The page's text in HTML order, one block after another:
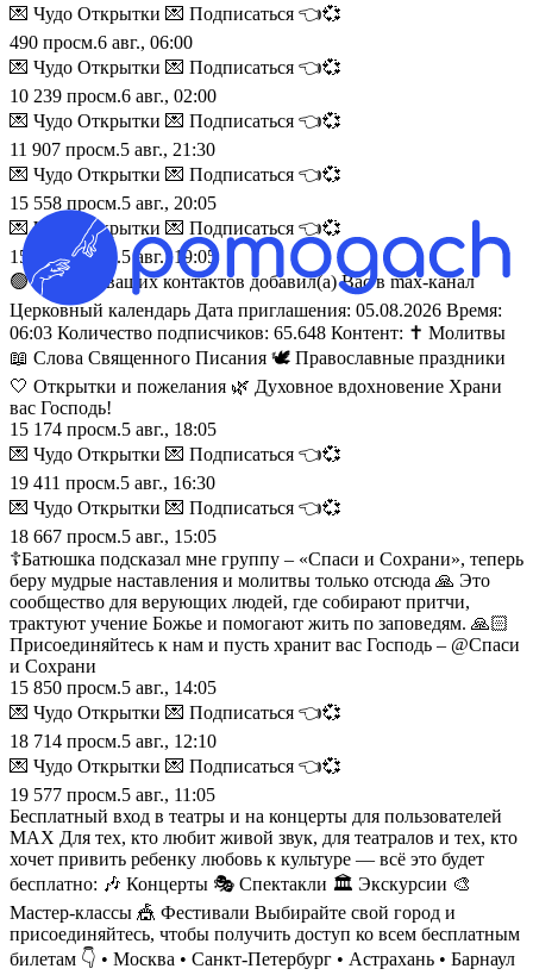
💌 Чудо Открытки 💌 Подписаться 👈💞
490 просм.6 авг., 06:00
💌 Чудо Открытки 💌 Подписаться 👈💞
10 239 просм.6 авг., 02:00
💌 Чудо Открытки 💌 Подписаться 👈💞
11 907 просм.5 авг., 21:30
💌 Чудо Открытки 💌 Подписаться 👈💞
15 558 просм.5 авг., 20:05
💌 Чудо Открытки 💌 Подписаться 👈💞
15 383просм.5 авг., 19:05
🟢 Один из ваших контактов добавил(а) Вас в max-канал
Церковный календарь Дата приглашения: 05.08.2026 Время:
06:03 Количество подписчиков: 65.648 Контент: ✝️ Молитвы
📖 Слова Священного Писания 🕊 Православные праздники
🤍 Открытки и пожелания 🌿 Духовное вдохновение Храни
вас Господь!
15 174 просм.5 авг., 18:05
💌 Чудо Открытки 💌 Подписаться 👈💞
19 411 просм.5 авг., 16:30
💌 Чудо Открытки 💌 Подписаться 👈💞
18 667 просм.5 авг., 15:05
☦️Батюшка подсказал мне группу – «Спаси и Сохрани», теперь
беру мудрые наставления и молитвы только отсюда 🙏 Это
сообщество для верующих людей, где собирают притчи,
трактуют учение Божье и помогают жить по заповедям. 🙏🏻
Присоединяйтесь к нам и пусть хранит вас Господь – @Спаси
и Сохрани
15 850 просм.5 авг., 14:05
💌 Чудо Открытки 💌 Подписаться 👈💞
18 714 просм.5 авг., 12:10
💌 Чудо Открытки 💌 Подписаться 👈💞
19 577 просм.5 авг., 11:05
Бесплатный вход в театры и на концерты для пользователей
MAX Для тех, кто любит живой звук, для театралов и тех, кто
хочет привить ребенку любовь к культуре — всё это будет
бесплатно: 🎶 Концерты 🎭 Спектакли 🏛 Экскурсии 🎨
Мастер-классы 🎪 Фестивали Выбирайте свой город и
присоединяйтесь, чтобы получить доступ ко всем бесплатным
билетам 👇 • Москва • Санкт-Петербург • Астрахань • Барнаул